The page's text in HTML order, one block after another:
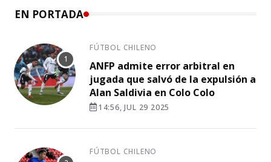
EN PORTADA
FÚTBOL CHILENO
ANFP admite error arbitral en
jugada que salvó de la expulsión a
Alan Saldivia en Colo Colo
14:56, JUL 29 2025
FÚTBOL CHILENO